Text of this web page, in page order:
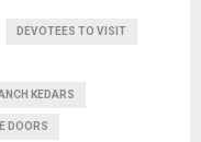
DEVOTEES TO VISIT
KEDARS
DOORS